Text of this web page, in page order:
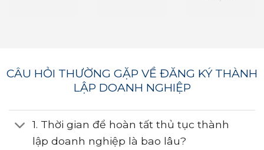
CÂU HỎI THƯỜNG GẶP VỀ ĐĂNG KÝ THÀNH
LẬP DOANH NGHIỆP
1. Thời gian để hoàn tất thủ tục thành
lập doanh nghiệp là bao lâu?